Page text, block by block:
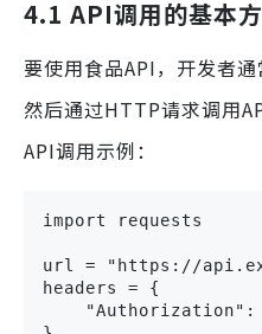
4.1 API调用的基本
要使用食品API，开发者通
然后通过HTTP请求调用
API调用示例：
import requests
url = "https://
headers = {